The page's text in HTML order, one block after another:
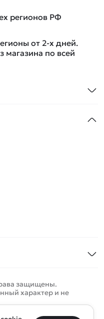
регионов РФ
от 2-х дней.
магазина по всей
защищены.
характер и не